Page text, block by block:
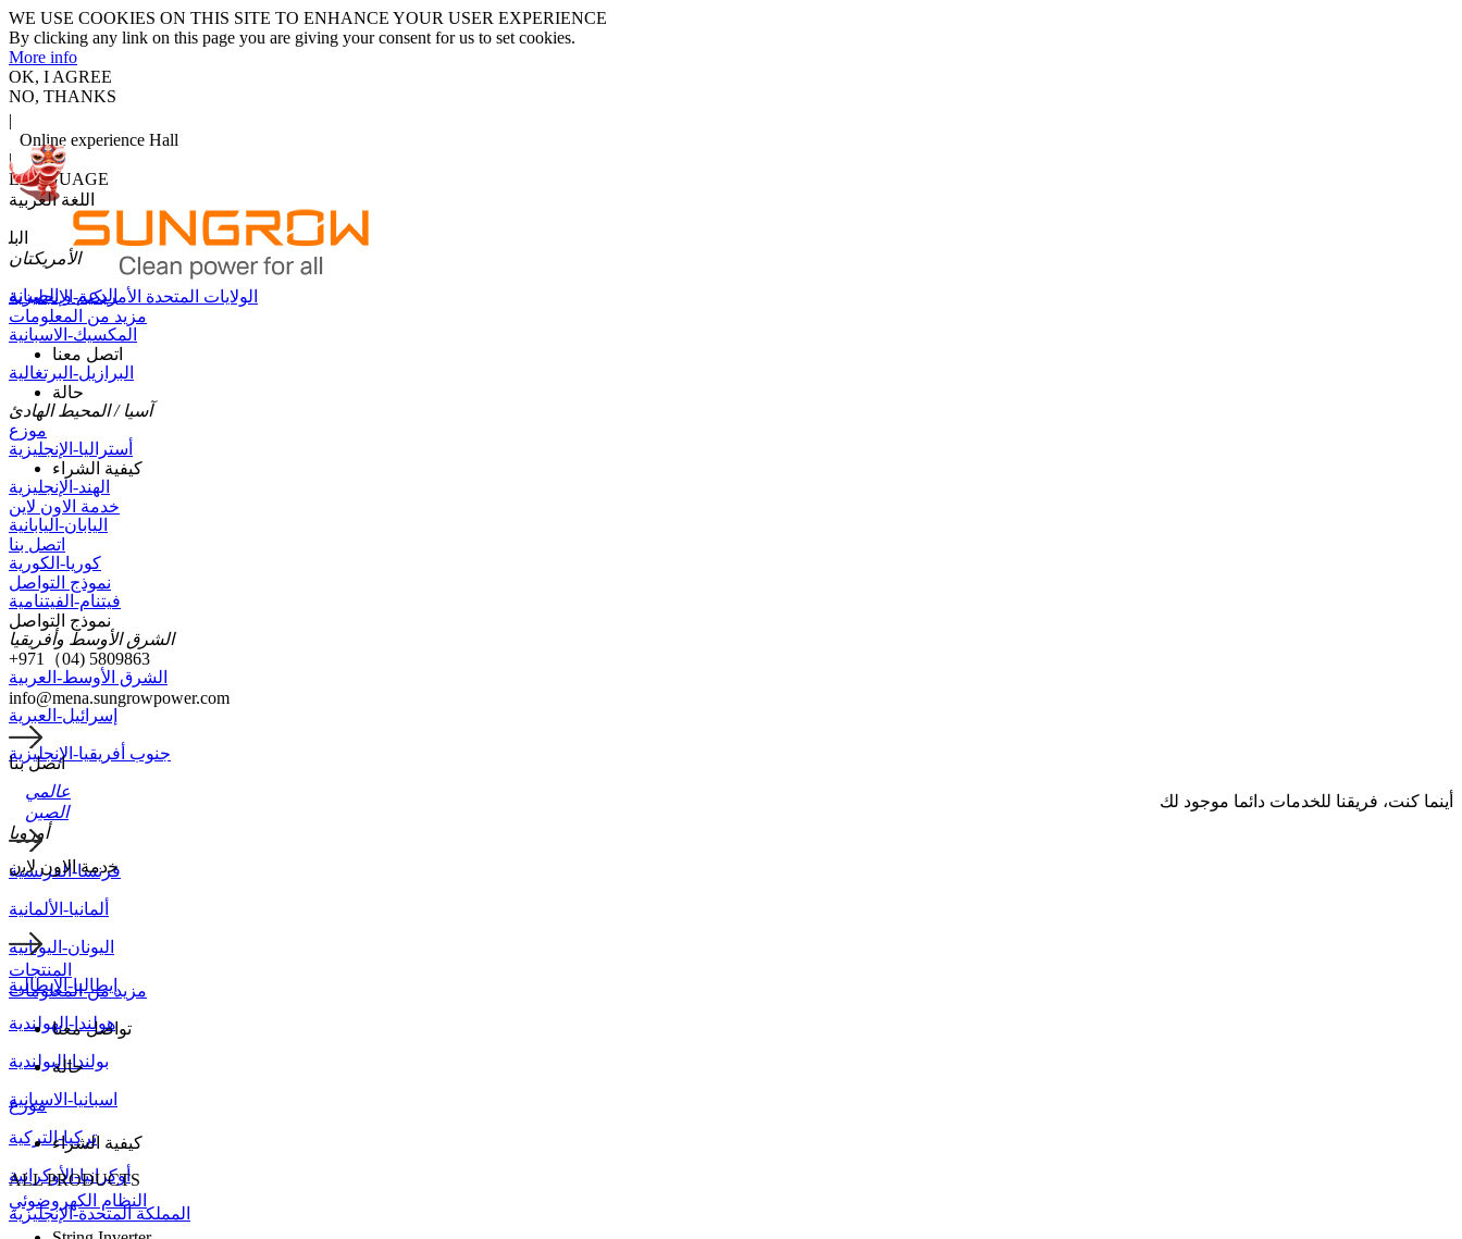
WE USE COOKIES ON THIS SITE TO ENHANCE YOUR USER EXPERIENCE
By clicking any link on this page you are giving your consent for us to set cookies.
More info
OK, I AGREE
NO, THANKS
|
Online experience Hall
|
LANGUAGE
اللغة العربية
اﻟﺑﻠ
الأمريكتان
الولايات المتحدة الأمريكية-الإنجليزية
المكسيك-الاسبانية
البرازيل-البرتغالية
آسيا / المحيط الهادئ
أستراليا-الإنجليزية
الهند-الإنجليزية
اليابان-اليابانية
كوريا-الكورية
فيتنام-الفيتنامية
الشرق الأوسط وأفريقيا
الشرق الأوسط-العربية
إسرائيل-العبرية
جنوب أفريقيا-الإنجليزية
عالمي
الصين
أوروبا
فرنسا-الفرنسية
ألمانيا-الألمانية
اليونان-اليونانية
إيطاليا-الإيطالية
هولندا-الهولندية
بولندا-البولندية
اسبانيا-الاسبانية
تركيا-التركية
أوكرانيا-الأوكرانية
المملكة المتحدة-الإنجليزية
الدعم و الصيانة
مزيد من المعلومات
اتصل معنا
حالة
موزع
كيفية الشراء
خدمة الاون لاين
اتصل بنا
نموذج التواصل
نموذج التواصل
+971（04) 5809863
info@mena.sungrowpower.com
اتصل بنا
أينما كنت، فريقنا للخدمات دائما موجود لك
ﺧدﻣﺔ اﻻون ﻻﯾن
المنتجات
مزيد من المعلومات
تواصل معنا
حالة
موزع
كيفية الشراء
ALL PRODUCTS
النظام الكهروضوئي